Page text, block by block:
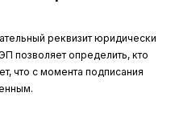
реквизит юридически
позволяет определить, кто
что с момента подписания